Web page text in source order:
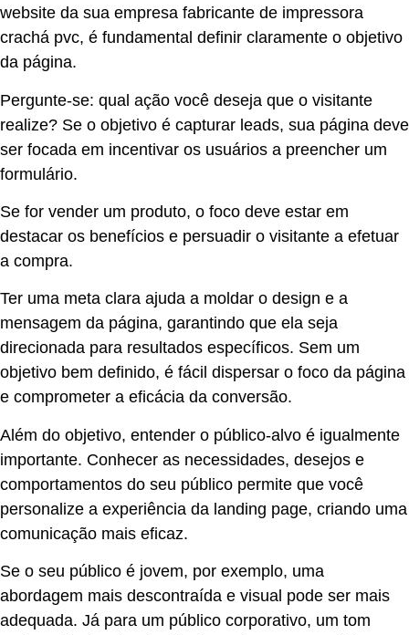
website da sua empresa fabricante de impressora
crachá pvc, é fundamental definir claramente o objetivo
da página.
Pergunte-se: qual ação você deseja que o visitante
realize? Se o objetivo é capturar leads, sua página deve
ser focada em incentivar os usuários a preencher um
formulário.
Se for vender um produto, o foco deve estar em
destacar os benefícios e persuadir o visitante a efetuar
a compra.
Ter uma meta clara ajuda a moldar o design e a
mensagem da página, garantindo que ela seja
direcionada para resultados específicos. Sem um
objetivo bem definido, é fácil dispersar o foco da página
e comprometer a eficácia da conversão.
Além do objetivo, entender o público-alvo é igualmente
importante. Conhecer as necessidades, desejos e
comportamentos do seu público permite que você
personalize a experiência da landing page, criando uma
comunicação mais eficaz.
Se o seu público é jovem, por exemplo, uma
abordagem mais descontraída e visual pode ser mais
adequada. Já para um público corporativo, um tom